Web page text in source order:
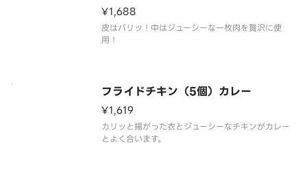
¥1,688
皮はパリッ！中はジューシーな一枚肉を贅沢に使
用！
フライドチキン（5個）カレー
¥1,619
カリッと揚がった衣とジューシーなチキンがカレー
とよく合います。